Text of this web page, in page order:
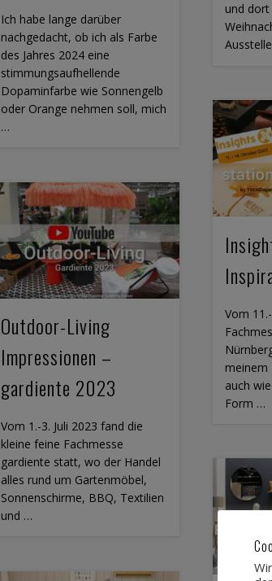
Ich habe lange darüber
nachgedacht, ob ich als Farbe
des Jahres 2024 eine
stimmungsaufhellende
Dopaminfarbe wie Sonnengelb
oder Orange nehmen soll, mich
…
und
Vom
meinem
auch
Form …
Outdoor-Living
Impressionen –
gardiente 2023
Vom 1.-3. Juli 2023 fand die
kleine feine Fachmesse
gardiente statt, wo der Handel
alles rund um Gartenmöbel,
Sonnenschirme, BBQ, Textilien
und …